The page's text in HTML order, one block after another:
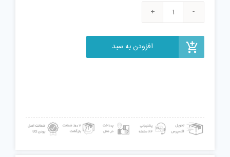
تفنگ
افزودن به سبد